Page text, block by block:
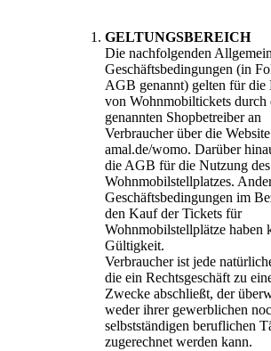
GELTUNGSBEREICH
Die nachfolgenden
Geschäftsbedingungen (in
AGB genannt) gelten für die
von Wohnmobiltickets durch
genannten Shopbetreiber an
Verbraucher über die
amal.de/womo. Darüber
die AGB für die Nutzung des
Wohnmobilstellplatzes.
Geschäftsbedingungen im
den Kauf der Tickets für
Wohnmobilstellplätze haben
Gültigkeit.
Verbraucher ist jede
die ein Rechtsgeschäft zu
Zwecke abschließt, der
weder ihrer gewerblichen
selbstständigen beruflichen
zugerechnet werden kann.